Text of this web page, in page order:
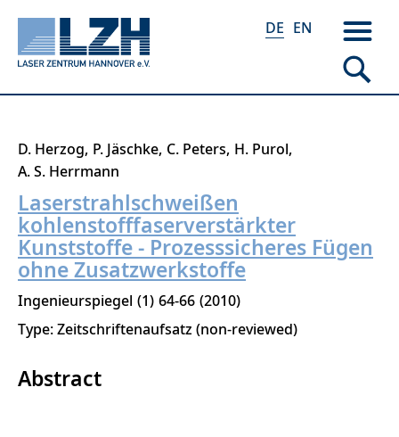
Direkt
zum
Inhalt
DE EN
D. Herzog P. Jäschke C. Peters H. Purol
A. S. Herrmann
Laserstrahlschweißen
kohlenstofffaserverstärkter
Kunststoffe - Prozesssicheres Fügen
ohne Zusatzwerkstoffe
Ingenieurspiegel 1 64-66 2010
Type: Zeitschriftenaufsatz (non-reviewed)
Abstract